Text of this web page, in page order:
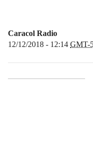
Caracol Radio
12/12/2018 - 12:14 GMT-